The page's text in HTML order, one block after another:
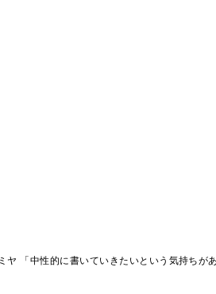
ヤ 「中性的に書いていきたいという気持ちが